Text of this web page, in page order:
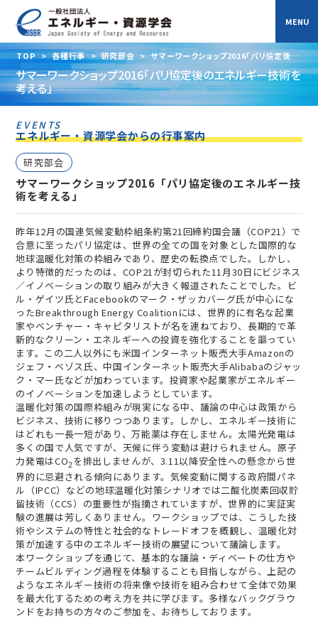
TOP > 各種行事 > 研究部会 > サマーワークショップ2016「パリ協定後の
エネルギー技術を考える」
サマーワークショップ2016「パリ協定後のエネルギー技術を
考える」
EVENTS
エネルギー・資源学会からの行事案内
研究部会
サマーワークショップ2016「パリ協定後のエネルギー技
術を考える」
昨年12月の国連気候変動枠組条約第21回締約国会議（COP21）で
合意に至ったパリ協定は、世界の全ての国を対象とした国際的な
地球温暖化対策の枠組みであり、歴史の転換点でした。しかし、
より特徴的だったのは、COP21が封切られた11月30日にビジネス
／イノベーションの取り組みが大きく報道されたことでした。ビ
ル・ゲイツ氏とFacebookのマーク・ザッカバーグ氏が中心にな
ったBreakthrough Energy Coalitionには、世界的に有名な起業
家やベンチャー・キャピタリストが名を連ねており、長期的で革
新的なクリーン・エネルギーへの投資を強化することを謳ってい
ます。この二人以外にも米国インターネット販売大手Amazonの
ジェフ・ベゾス氏、中国インターネット販売大手Alibabaのジャッ
ク・マー氏などが加わっています。投資家や起業家がエネルギー
のイノベーションを加速しようとしています。
温暖化対策の国際枠組みが現実になる中、議論の中心は政策から
ビジネス、技術に移りつつあります。しかし、エネルギー技術に
はどれも一長一短があり、万能薬は存在しません。太陽光発電は
多くの国で人気ですが、天候に伴う変動は避けられません。原子
力発電はCO2 を排出しませんが、3.11以降安全性への懸念から世
界的に忌避される傾向にあります。気候変動に関する政府間パネ
ル（IPCC）などの地球温暖化対策シナリオでは二酸化炭素回収貯
留技術（CCS）の重要性が指摘されていますが、世界的に実証実
験の進展は芳しくありません。ワークショップでは、こうした技
術やシステムの特性と社会的なトレードオフを概観し、温暖化対
策が加速する中のエネルギー技術の展望について議論します。
本ワークショップを通じて、基本的な議論・ディベートの仕方や
チームビルディング過程を体験することも目指しながら、上記の
ようなエネルギー技術の将来像や技術を組み合わせて全体で効果
を最大化するための考え方を共に学びます。多様なバックグラウ
ンドをお持ちの方々のご参加を、お待ちしております。